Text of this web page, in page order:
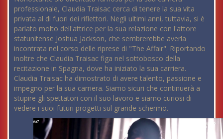
professionale, Claudia Traisac cerca di tenere la sua vita
privata al di fuori dei riflettori. Negli ultimi anni, tuttavia, si è
parlato molto dell'attrice per la sua relazione con l'attore
statunitense Joshua Jackson, che sembrerebbe averla
incontrata nel corso delle riprese di "The Affair". Riportando
inoltre che Claudia Traisac figa nel sottobosco della
recitazione in Spagna, dove ha iniziato la sua carriera.
Claudia Traisac ha dimostrato di avere talento, passione e
impegno per la sua carriera. Siamo sicuri che continuerà a
stupire gli spettatori con il suo lavoro e siamo curiosi di
vedere i suoi futuri progetti sul grande schermo.